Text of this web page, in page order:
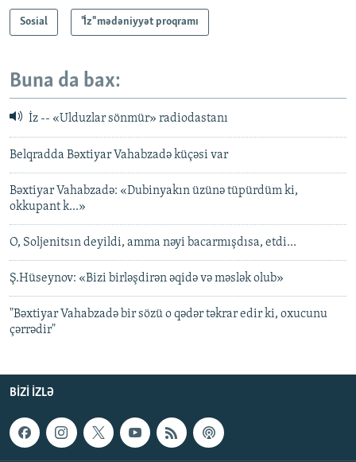
Sosial "İz" mədəniyyət proqramı
Buna da bax:
İz -- «Ulduzlar sönmür» radiodastanı
Belqradda Bəxtiyar Vahabzadə küçəsi var
Bəxtiyar Vahabzadə: «Dubinyakın üzünə tüpürdüm ki,
okkupant k...»
O, Soljenitsın deyildi, amma nəyi bacarmışdısa, etdi...
Ş.Hüseynov: «Bizi birləşdirən əqidə və məslək olub»
"Bəxtiyar Vahabzadə bir sözü o qədər təkrar edir ki, oxucunu
çərrədir"
BIZI IZLƏ